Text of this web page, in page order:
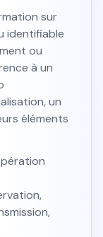
sur
identifiable
ou
à un
un
éléments